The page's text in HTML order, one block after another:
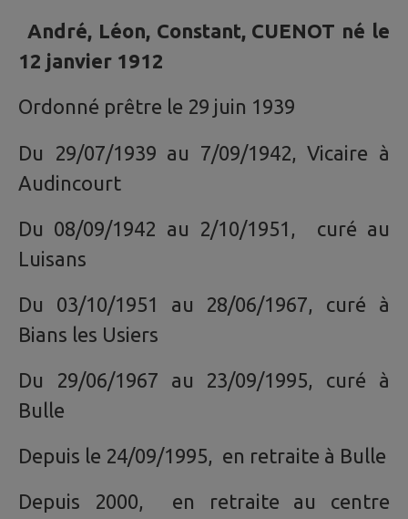
André, Léon, Constant, CUENOT né le
12 janvier 1912
Ordonné prêtre le 29 juin 1939
Du 29/07/1939 au 7/09/1942, Vicaire à
Audincourt
Du 08/09/1942 au 2/10/1951, curé au
Luisans
Du 03/10/1951 au 28/06/1967, curé à
Bians les Usiers
Du 29/06/1967 au 23/09/1995, curé à
Bulle
Depuis le 24/09/1995, en retraite à Bulle
Depuis 2000, en retraite au centre